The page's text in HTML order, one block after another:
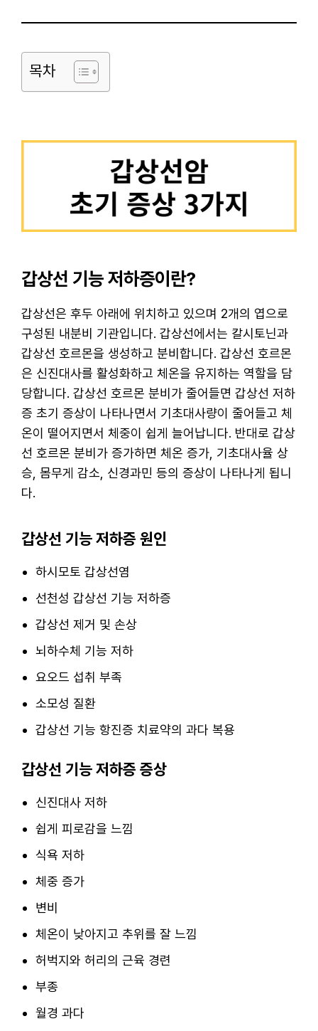
목차
갑상선 기능 저하증이란?
갑상선은 후두 아래에 위치하고 있으며 2개의 엽으로
구성된 내분비 기관입니다. 갑상선에서는 칼시토닌과
갑상선 호르몬을 생성하고 분비합니다. 갑상선 호르몬
은 신진대사를 활성화하고 체온을 유지하는 역할을 담
당합니다. 갑상선 호르몬 분비가 줄어들면 갑상선 저하
증 초기 증상이 나타나면서 기초대사량이 줄어들고 체
온이 떨어지면서 체중이 쉽게 늘어납니다. 반대로 갑상
선 호르몬 분비가 증가하면 체온 증가, 기초대사율 상
승, 몸무게 감소, 신경과민 등의 증상이 나타나게 됩니
다.
갑상선 기능 저하증 원인
하시모토 갑상선염
선천성 갑상선 기능 저하증
갑상선 제거 및 손상
뇌하수체 기능 저하
요오드 섭취 부족
소모성 질환
갑상선 기능 항진증 치료약의 과다 복용
갑상선 기능 저하증 증상
신진대사 저하
쉽게 피로감을 느낌
식욕 저하
체중 증가
변비
체온이 낮아지고 추위를 잘 느낌
허벅지와 허리의 근육 경련
부종
월경 과다